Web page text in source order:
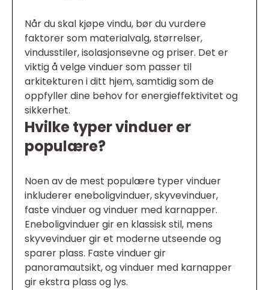
Når du skal kjøpe vindu, bør du vurdere
faktorer som materialvalg, størrelser,
vindusstiler, isolasjonsevne og priser. Det er
viktig å velge vinduer som passer til
arkitekturen i ditt hjem, samtidig som de
oppfyller dine behov for energieffektivitet og
sikkerhet.
Hvilke typer vinduer er
populære?
Noen av de mest populære typer vinduer
inkluderer eneboligvinduer, skyvevinduer,
faste vinduer og vinduer med karnapper.
Eneboligvinduer gir en klassisk stil, mens
skyvevinduer gir et moderne utseende og
sparer plass. Faste vinduer gir
panoramautsikt, og vinduer med karnapper
gir ekstra plass og lys.